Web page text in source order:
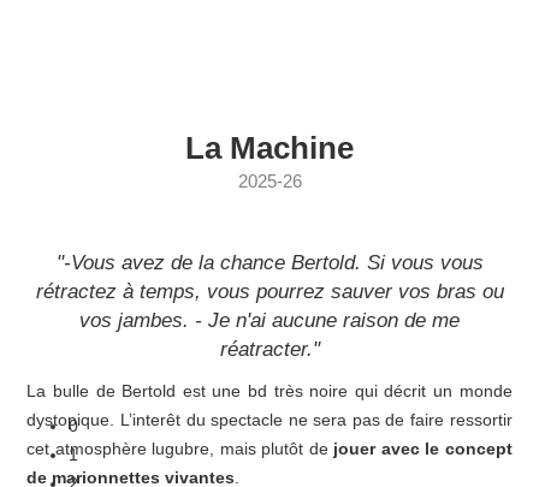
0
1
2
La Machine
2025-26
"-Vous avez de la chance Bertold. Si vous vous
rétractez à temps, vous pourrez sauver vos bras ou
vos jambes. - Je n'ai aucune raison de me
réatracter."
La bulle de Bertold est une bd très noire qui décrit un monde
dystopique. L’interêt du spectacle ne sera pas de faire ressortir
cet atmosphère lugubre, mais plutôt de jouer avec le concept
de marionnettes vivantes